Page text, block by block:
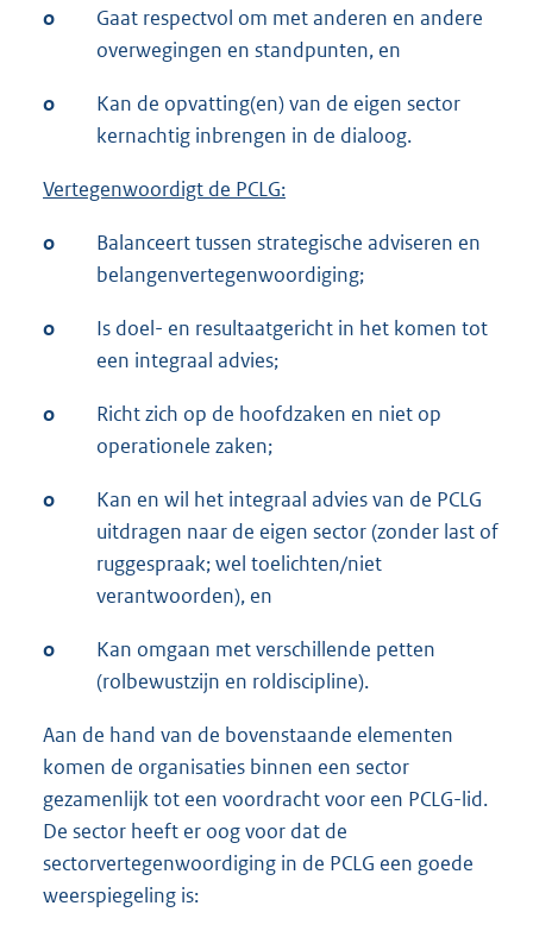
o
Gaat respectvol om met anderen en andere
overwegingen en standpunten, en
o
Kan de opvatting(en) van de eigen sector
kernachtig inbrengen in de dialoog.
Vertegenwoordigt de PCLG:
o
Balanceert tussen strategische adviseren en
belangenvertegenwoordiging;
o
Is doel- en resultaatgericht in het komen tot
een integraal advies;
o
Richt zich op de hoofdzaken en niet op
operationele zaken;
o
Kan en wil het integraal advies van de PCLG
uitdragen naar de eigen sector (zonder last of
ruggespraak; wel toelichten/niet
verantwoorden), en
o
Kan omgaan met verschillende petten
(rolbewustzijn en roldiscipline).
Aan de hand van de bovenstaande elementen
komen de organisaties binnen een sector
gezamenlijk tot een voordracht voor een PCLG-lid.
De sector heeft er oog voor dat de
sectorvertegenwoordiging in de PCLG een goede
weerspiegeling is: